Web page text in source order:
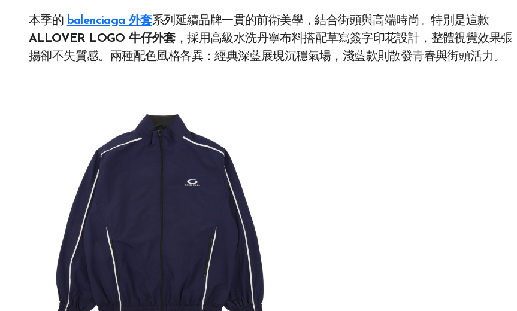
本季的 balenciaga 外套系列延續品牌一貫的前衛美學，結合街頭與高端時尚。特別是這款
ALLOVER LOGO 牛仔外套，採用高級水洗丹寧布料搭配草寫簽字印花設計，整體視覺效果張
揚卻不失質感。兩種配色風格各異：經典深藍展現沉穩氣場，淺藍款則散發青春與街頭活力。